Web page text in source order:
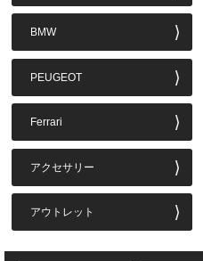
BMW
PEUGEOT
Ferrari
アクセサリー
アウトレット